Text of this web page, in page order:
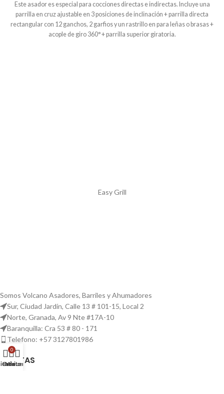
Este asador es especial para cocciones directas e indirectas. Incluye una
parrilla en cruz ajustable en 3 posiciones de inclinación + parrilla directa
rectangular con 12 ganchos, 2 garfios y un rastrillo en para leñas o brasas +
acople de giro 360° + parrilla superior giratoria.
Easy Grill
Somos Volcano Asadores, Barriles y Ahumadores
Sur, Ciudad Jardín, Calle 13 # 101-15, Local 2
Norte, Granada, Av 9 Nte #17A-10
Baranquilla: Cra 53 # 80 - 171
Telefono: +57 3127801986
RECETAS
0
Carrito
Mi cuenta